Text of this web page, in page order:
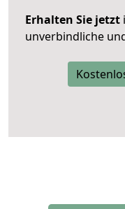
Erhalten Sie jetzt
unverbindliche